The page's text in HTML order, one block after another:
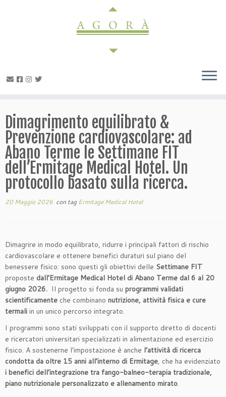
Dimagrimento equilibrato &
Prevenzione cardiovascolare: ad
Abano Terme le Settimane FIT
dell’Ermitage Medical Hotel. Un
protocollo basato sulla ricerca.
20 Maggio 2026 con tagErmitage Medical Hotel
Dimagrire in modo equilibrato, ridurre i principali fattori di rischio
cardiovascolare e ottenere benefici duraturi sul piano del
benessere fisico: sono questi gli obiettivi delle Settimane FIT
proposte dall’Ermitage Medical Hotel di Abano Terme dal 6 al 20
giugno 2026. Il progetto si fonda su programmi validati
scientificamente che combinano nutrizione, attività fisica e cure
termali in un unico percorso integrato.
I programmi sono stati sviluppati con il supporto diretto di docenti
e ricercatori universitari specializzati in alimentazione ed esercizio
fisico. A sostenerne l’impostazione è anche l’attività di ricerca
condotta da oltre 15 anni all’interno di Ermitage, che ha evidenziato
i benefici dell’integrazione tra fango-balneo-terapia tradizionale,
piano nutrizionale personalizzato e allenamento mirato.